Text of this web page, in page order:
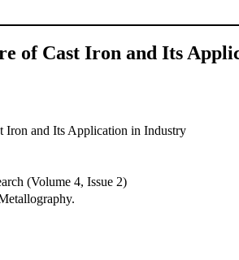
of Cast Iron and Its
Iron and Its Application in Industry
(Volume 4, Issue 2)